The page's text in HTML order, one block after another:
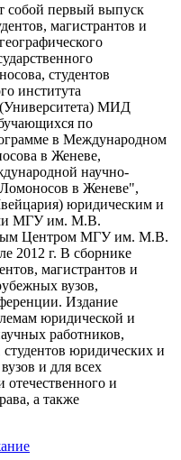
собой первый выпуск
магистрантов и
студентов
института
МИД
по
в Международном
в Женеве,
научно-
в Женеве",
юридическим и
МГУ им. М.В.
Центром МГУ им. М.В.
2012 г. В сборнике
магистрантов и
вузов,
Издание
юридической и
работников,
студентов юридических и
и для всех
и
а также